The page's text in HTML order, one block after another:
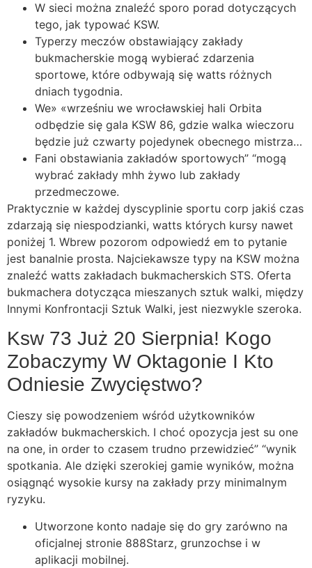
W sieci można znaleźć sporo porad dotyczących
tego, jak typować KSW.
Typerzy meczów obstawiający zakłady
bukmacherskie mogą wybierać zdarzenia
sportowe, które odbywają się watts różnych
dniach tygodnia.
We» «wrześniu we wrocławskiej hali Orbita
odbędzie się gala KSW 86, gdzie walka wieczoru
będzie już czwarty pojedynek obecnego mistrza…
Fani obstawiania zakładów sportowych” “mogą
wybrać zakłady mhh żywo lub zakłady
przedmeczowe.
Praktycznie w każdej dyscyplinie sportu corp jakiś czas
zdarzają się niespodzianki, watts których kursy nawet
poniżej 1. Wbrew pozorom odpowiedź em to pytanie
jest banalnie prosta. Najciekawsze typy na KSW można
znaleźć watts zakładach bukmacherskich STS. Oferta
bukmachera dotycząca mieszanych sztuk walki, między
Innymi Konfrontacji Sztuk Walki, jest niezwykle szeroka.
Ksw 73 Już 20 Sierpnia! Kogo
Zobaczymy W Oktagonie I Kto
Odniesie Zwycięstwo?
Cieszy się powodzeniem wśród użytkowników
zakładów bukmacherskich. I choć opozycja jest su one
na one, in order to czasem trudno przewidzieć” “wynik
spotkania. Ale dzięki szerokiej gamie wyników, można
osiągnąć wysokie kursy na zakłady przy minimalnym
ryzyku.
Utworzone konto nadaje się do gry zarówno na
oficjalnej stronie 888Starz, grunzochse i w
aplikacji mobilnej.